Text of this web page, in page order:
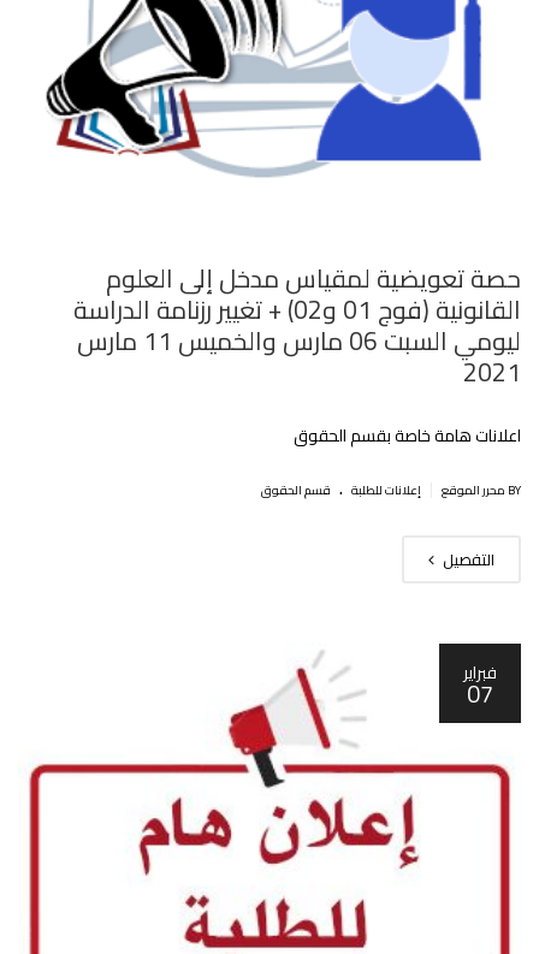
حصة تعويضية لمقياس مدخل إلى العلوم
القانونية (فوج 01 و02) + تغيير رزنامة الدراسة
ليومي السبت 06 مارس والخميس 11 مارس
2021
اعلانات هامة خاصة بقسم الحقوق
BY محرر الموقع إعلانات للطلبة . قسم الحقوق
التفصيل
فبراير
07